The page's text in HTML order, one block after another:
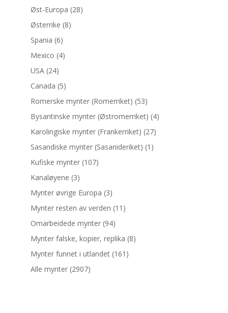
Øst-Europa (28)
Østerrike (8)
Spania (6)
Mexico (4)
USA (24)
Canada (5)
Romerske mynter (Romerriket) (53)
Bysantinske mynter (Østromerriket) (4)
Karolingiske mynter (Frankerriket) (27)
Sasandiske mynter (Sasanideriket) (1)
Kufiske mynter (107)
Kanaløyene (3)
Mynter øvrige Europa (3)
Mynter resten av verden (11)
Omarbeidede mynter (94)
Mynter falske, kopier, replika (8)
Mynter funnet i utlandet (161)
Alle mynter (2907)